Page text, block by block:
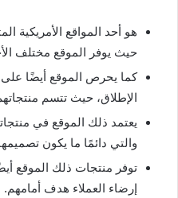
هو أحد المواقع الأمريكية
حيث يوفر الموقع مختلف
كما يحرص الموقع أيضًا
الإطلاق، حيث تتسم
يعتمد ذلك الموقع في
والتي دائمًا ما يكون
توفر منتجات ذلك الموقع
إرضاء العملاء هدف أمامهم.